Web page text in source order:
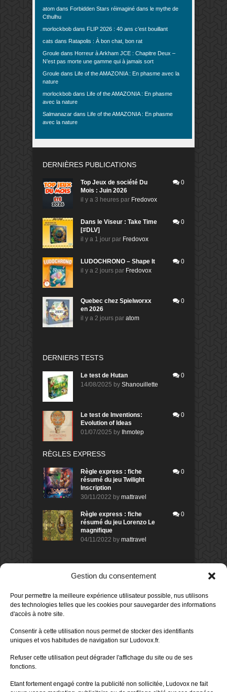
Gestion du consentement
Pour permettre la meilleure expérience utilisateur possible, nus utilisons
des technologies telles que les cookies pour sauvegarder des informations
d'accès à notre site.
Consentir à cette utilisation nous permet de stocker des identifiants
uniques et vos habitudes de navigation sur Ludovox.fr.
Refuser cette utilisation peut dégrader l'affichage du site ou de ses
fonctions.
Etant fortement engagé contre la publicité non sollicitée, Ludovox ne fait
atom dans Forbidden Stars réimaginé dans le mythe de
Cthulhu
morlockbob dans FLIP 2026 : 40 ans c’est bouillant
cats dans Ratapolis : À bon chat, bon rat
Groule dans Horreur à Arkham JCE : Chapitre Deux –
N’est pas morte une gamme qui à jamais sort
Groule dans Life of the AMAZONIA : En phasme avec la
nature
morlockbob dans Life of the AMAZONIA : En phasme
avec la nature
Salmanazar dans Life of the AMAZONIA : En phasme
avec la nature
DERNIÈRES PUBLICATIONS
Top Jeux de société Du
Mois : Juin 2026
il y a 3 heures par Fredovox
0
Dans le Viseur : Take Time
[#DLV]
il y a 1 jour par Fredovox
0
LUDOCHRONO – Shape It
il y a 2 jours par Fredovox
0
Quebec chez Spielworxx
en 2026
il y a 2 jours par atom
0
DERNIERS TESTS
Le test de Hutan
14/08/2025 by Shanouillette
0
Le test de Inventions:
Evolution of Ideas
01/07/2025 by Ihmotep
0
RÈGLES EXPRESS
Règle express : fiche
résumé du jeu Twilight
Inscription
30/11/2022 by mattravel
0
Règle express : fiche
résumé du jeu Lorenzo Le
magnifique
04/11/2022 by mattravel
0
DERNIERS AVIS DES MEMBRES
Avis de
Sur le jeu Collect!
il y a 1 jour
Avis demorlockbob
Sur le jeu Detective Box - Ciao
Publié leil y a 3 jours
80%
Sur le jeu Detective Box - Ciao